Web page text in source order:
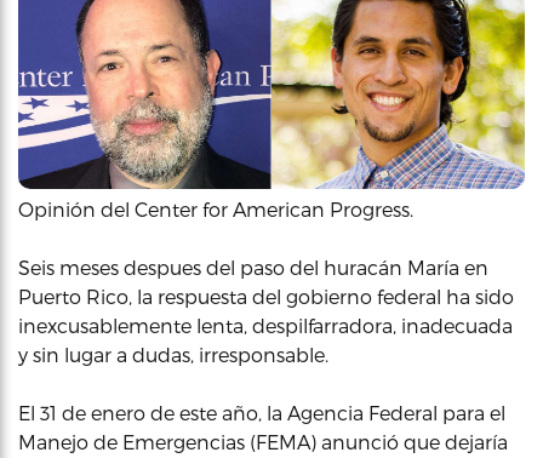
Opinión del Center for American Progress.
Seis meses despues del paso del huracán María en
Puerto Rico, la respuesta del gobierno federal ha sido
inexcusablemente lenta, despilfarradora, inadecuada
y sin lugar a dudas, irresponsable.
El 31 de enero de este año, la Agencia Federal para el
Manejo de Emergencias (FEMA) anunció que dejaría